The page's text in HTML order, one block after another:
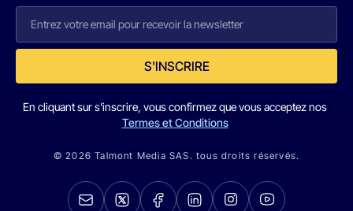
S'INSCRIRE
En cliquant sur s'inscrire, vous confirmez que vous acceptez nos
Termes et Conditions
© 2026 Talmont Media SAS. tous droits réservés.